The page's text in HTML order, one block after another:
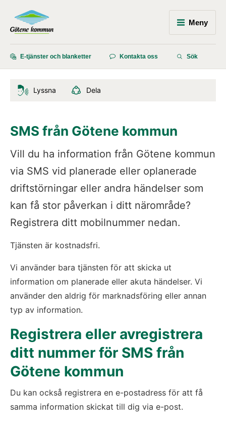
Meny
E-tjänster och blanketter Kontakta oss Sök
Lyssna Dela
SMS från Götene kommun
Vill du ha information från Götene kommun
via SMS vid planerade eller oplanerade
driftstörningar eller andra händelser som
kan få stor påverkan i ditt närområde?
Registrera ditt mobilnummer nedan.
Tjänsten är kostnadsfri.
Vi använder bara tjänsten för att skicka ut
information om planerade eller akuta händelser. Vi
använder den aldrig för marknadsföring eller annan
typ av information.
Registrera eller avregistrera
ditt nummer för SMS från
Götene kommun
Du kan också registrera en e-postadress för att få
samma information skickat till dig via e-post.